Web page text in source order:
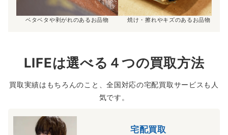
ベタベタや剥がれのあるお品物 焼け・擦れやキズのあるお品物
LIFEは選べる４つの買取方法
買取実績はもちろんのこと、全国対応の宅配買取サービスも人
気です。
宅配買取